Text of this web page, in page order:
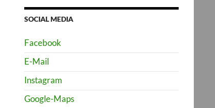
SOCIAL MEDIA
Facebook
E-Mail
Instagram
Google-Maps